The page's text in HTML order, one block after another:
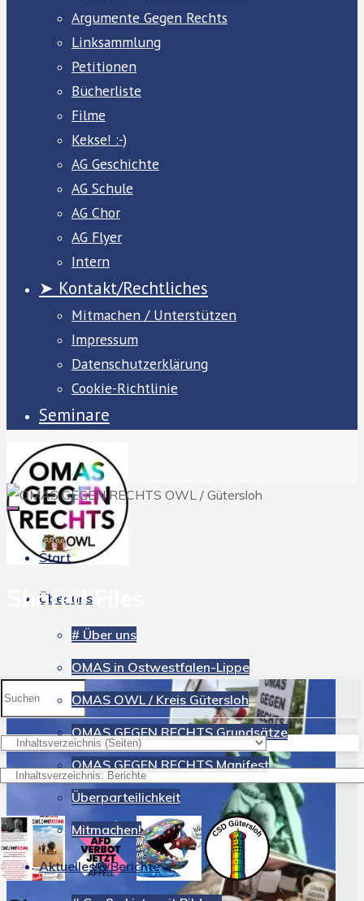
Argumente Gegen Rechts
Linksammlung
Petitionen
Bücherliste
Filme
Kekse! :-)
AG Geschichte
AG Schule
AG Chor
AG Flyer
Intern
➤ Kontakt/Rechtliches
Mitmachen / Unterstützen
Impressum
Datenschutzerklärung
Cookie-Richtlinie
Seminare
Start
Über uns
# Über uns
OMAS in Ostwestfalen-Lippe
OMAS OWL / Kreis Gütersloh
OMAS GEGEN RECHTS Grundsätze
OMAS GEGEN RECHTS Manifest
Überparteilichkeit
Mitmachen!
Aktuelles & Berichte
Shared Files
nach: